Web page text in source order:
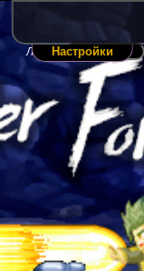
Логин:Настройки